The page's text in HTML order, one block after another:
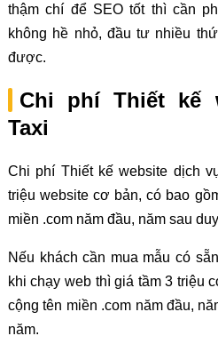
thậm chí để SEO tốt thì cần
không hề nhỏ, đầu tư nhiều
được.
Chi phí Thiết kế
Taxi
Chi phí Thiết kế website dịch
triệu website cơ bản, có bao
miền .com năm đầu, năm sau
Nếu khách cần mua mẫu có
khi chạy web thì giá tầm 3 triệu
cộng tên miền .com năm đầu,
năm.